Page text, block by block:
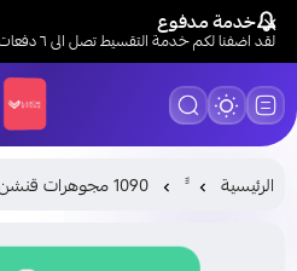
خدمة مدفوع
لقد اضفنا لكم خدمة التقسيط تصل الى ٦ دفعات عبر مدفوع
LUCK STORE
الرئيسية 1090 مجوهرات قنشن امباكت